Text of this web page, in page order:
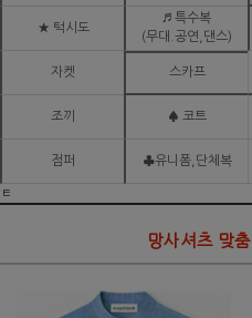
★ 턱시도
♬ 특수복
(무대.공연,댄스)
자켓 스카프
조끼 ♠ 코트
점퍼 ♣유니폼,단체복
ㅌ
망사셔츠 맞춤